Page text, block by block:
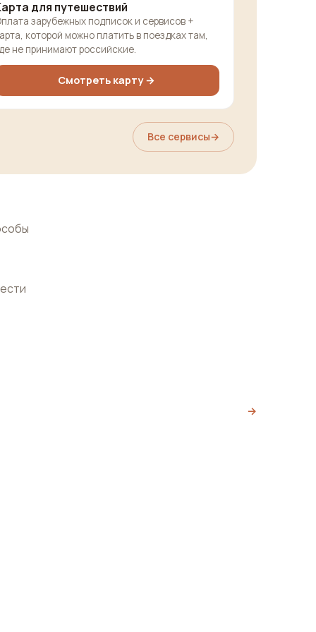
для путешествий
зарубежных подписок и сервисов +
которой можно платить в поездках там,
не принимают российские.
Смотреть карту →
Все сервисы→
→